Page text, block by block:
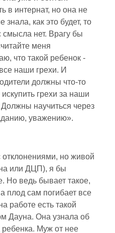
в интернат, но она не
как это будет, то
смысла нет. Врагу бы
меня
что такой ребенок -
наши грехи. И
должны что-то
грехи за наши
научиться через
уважению».
отклонениями, но живой
или ДЦП), я бы
Но ведь бывает такое,
плод сам погибает все
работе есть такой
Дауна. Она узнала об
ребенка. Муж от нее